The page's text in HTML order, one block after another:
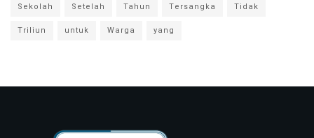
Sekolah
Setelah Tahun Tersangka
Tidak
Triliun
untuk Warga yang